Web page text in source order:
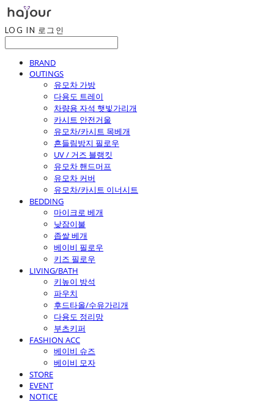
LOG IN 로그인
BRAND
OUTINGS
유모차 가방
다용도 트레이
차량용 자석 햇빛가리개
카시트 안전거울
유모차/카시트 목베개
흔들림방지 필로우
UV / 거즈 블랭킷
유모차 핸드머프
유모차 커버
유모차/카시트 이너시트
BEDDING
마이크로 베개
낮잠이불
좁쌀 베개
베이비 필로우
키즈 필로우
LIVING/BATH
키높이 방석
파우치
후드타올/수유가리개
다용도 정리망
부츠키퍼
FASHION ACC
베이비 슈즈
베이비 모자
STORE
EVENT
NOTICE